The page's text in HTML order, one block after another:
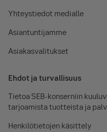
Yhteystiedot medialle
Asiantuntijamme
Asiakasvalitukset
Ehdot ja turvallisuus
Tietoa SEB-konserniin
tarjoamista tuotteista ja
Henkilötietojen käsittely